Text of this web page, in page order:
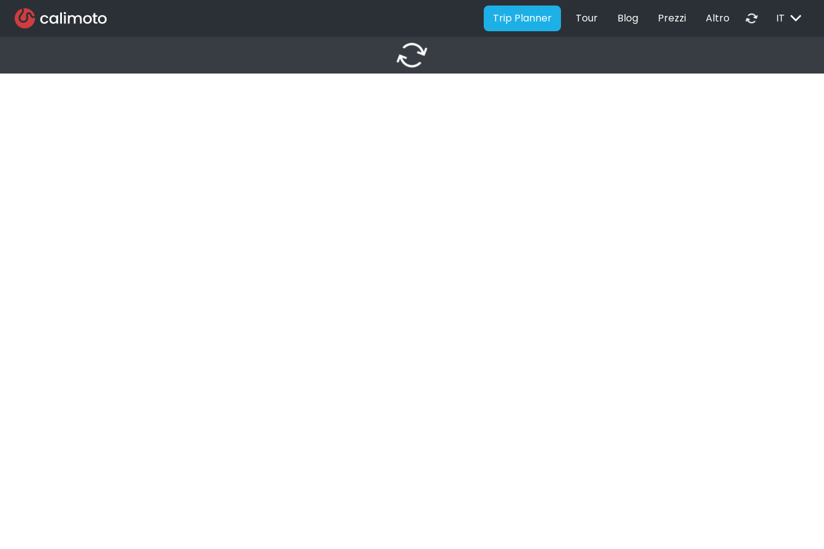
Trip Planner Tour Blog Prezzi Altro autorenew IT EXPAND_MORE
autorenew